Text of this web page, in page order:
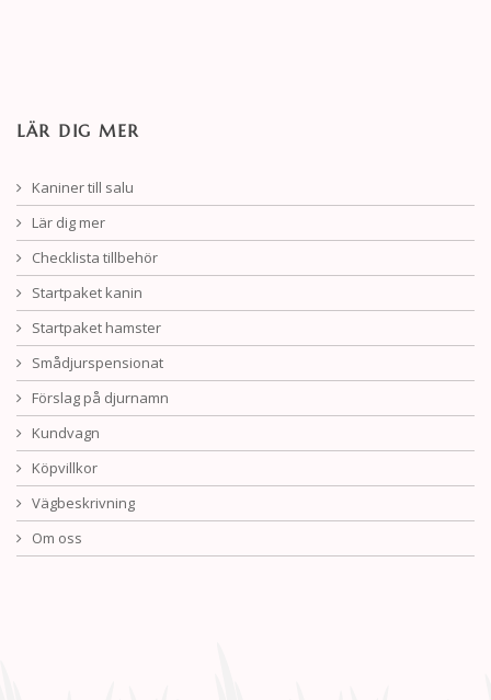
LÄR DIG MER
Kaniner till salu
Lär dig mer
Checklista tillbehör
Startpaket kanin
Startpaket hamster
Smådjurspensionat
Förslag på djurnamn
Kundvagn
Köpvillkor
Vägbeskrivning
Om oss